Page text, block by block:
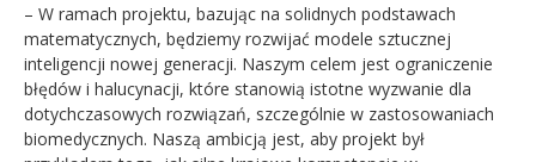
– W ramach projektu, bazując na solidnych podstawach
matematycznych, będziemy rozwijać modele sztucznej
inteligencji nowej generacji. Naszym celem jest ograniczenie
błędów i halucynacji, które stanowią istotne wyzwanie dla
dotychczasowych rozwiązań, szczególnie w zastosowaniach
biomedycznych. Naszą ambicją jest, aby projekt był